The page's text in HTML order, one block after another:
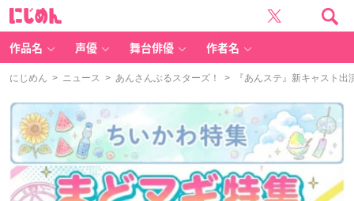
作品名 声優 舞台俳優 作者名
にじめん > ニュース > あんさんぶるスターズ！ > 『あんステ』新キャスト出